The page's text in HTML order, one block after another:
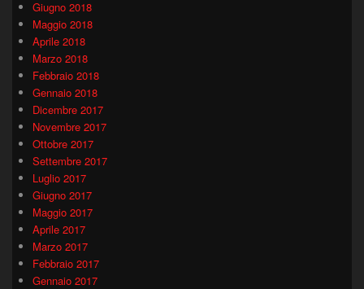
Giugno 2018
Maggio 2018
Aprile 2018
Marzo 2018
Febbraio 2018
Gennaio 2018
Dicembre 2017
Novembre 2017
Ottobre 2017
Settembre 2017
Luglio 2017
Giugno 2017
Maggio 2017
Aprile 2017
Marzo 2017
Febbraio 2017
Gennaio 2017